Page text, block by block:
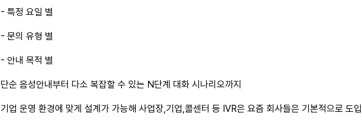
- 특정 요일 별
- 문의 유형 별
- 안내 목적 별
단순 음성안내부터 다소 복잡할 수 있는 N단계 대화 시나리오까지
기업 운영 환경에 맞게 설계가 가능해 사업장,기업,콜센터 등 IVR은 요즘 회사들은 기본적으로 도